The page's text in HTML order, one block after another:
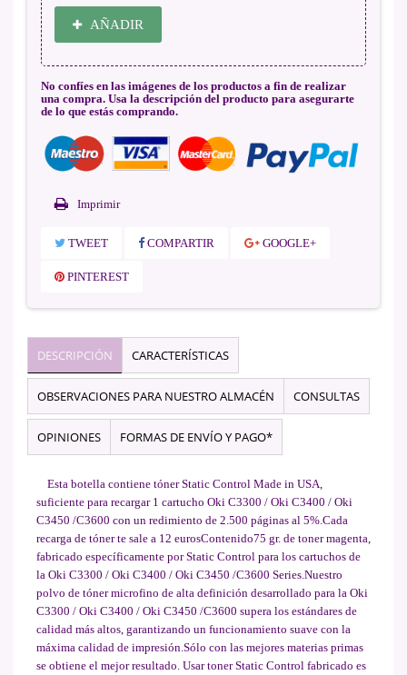
AÑADIR
No confíes en las imágenes de los productos a fin de realizar
una compra. Usa la descripción del producto para asegurarte
de lo que estás comprando.
Imprimir
TWEET COMPARTIR GOOGLE+
PINTEREST
DESCRIPCIÓN CARACTERÍSTICAS
OBSERVACIONES PARA NUESTRO ALMACÉN CONSULTAS
OPINIONES FORMAS DE ENVÍO Y PAGO*
Esta botella contiene tóner Static Control Made in USA,
suficiente para recargar 1 cartucho Oki C3300 / Oki C3400 / Oki
C3450 /C3600 con un redimiento de 2.500 páginas al 5%.Cada
recarga de tóner te sale a 12 eurosContenido75 gr. de toner magenta,
fabricado específicamente por Static Control para los cartuchos de
la Oki C3300 / Oki C3400 / Oki C3450 /C3600 Series.Nuestro
polvo de tóner microfino de alta definición desarrollado para la Oki
C3300 / Oki C3400 / Oki C3450 /C3600 supera los estándares de
calidad más altos, garantizando un funcionamiento suave con la
máxima calidad de impresión.Sólo con las mejores materias primas
se obtiene el mejor resultado. Usar toner Static Control fabricado es